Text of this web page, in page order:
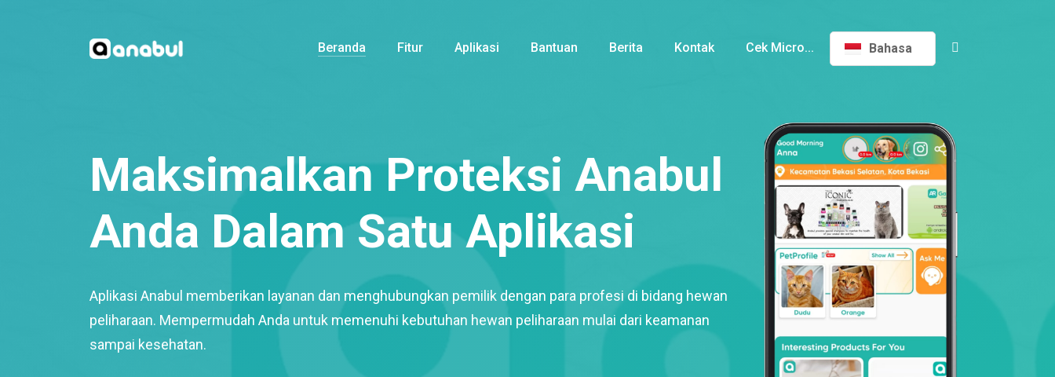
Beranda Fitur Aplikasi Bantuan Berita Kontak Cek Micro... Bahasa
Maksimalkan Proteksi Anabul
Anda Dalam Satu Aplikasi
Aplikasi Anabul memberikan layanan dan menghubungkan pemilik dengan para profesi di bidang hewan
peliharaan. Mempermudah Anda untuk memenuhi kebutuhan hewan peliharaan mulai dari keamanan
sampai kesehatan.